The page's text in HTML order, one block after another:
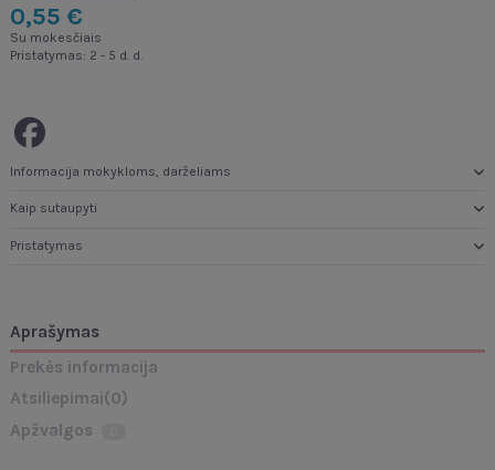
0,55 €
Su mokesčiais
Pristatymas: 2 - 5 d. d.
Informacija mokykloms, darželiams
Kaip sutaupyti
Pristatymas
Aprašymas
Prekės informacija
Atsiliepimai(0)
Apžvalgos